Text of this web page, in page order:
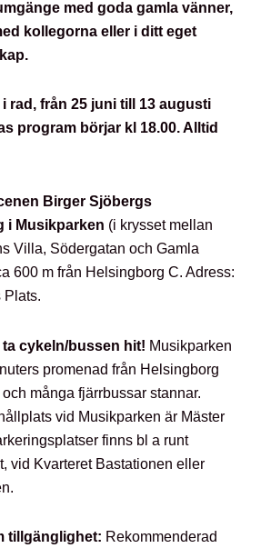
med goda gamla vänner,
kollegorna eller i ditt eget
rad, från 25 juni till 13 augusti
program börjar kl 18.00.Alltid
Birger Sjöbergs
i Musikparken (i krysset mellan
Villa, Södergatan och Gamla
600 m från Helsingborg C. Adress:
Plats.
ta cykeln/bussen hit! Musikparken
promenad från Helsingborg
många fjärrbussar stannar.
vid Musikparken är Mäster
finns bl a runt
vid Kvarteret Bastationen eller
tillgänglighet: Rekommenderad